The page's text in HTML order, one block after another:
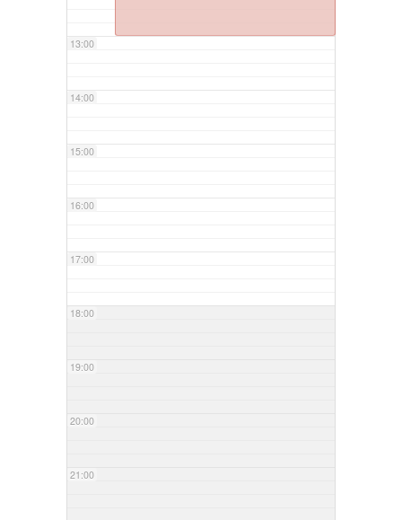
13:00
14:00
15:00
16:00
17:00
18:00
19:00
20:00
21:00